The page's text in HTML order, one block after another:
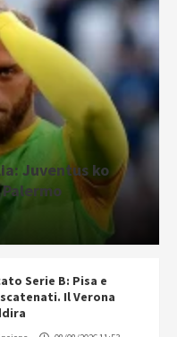
Juventus ko
Palermo
Serie B: Pisa e
Il Verona